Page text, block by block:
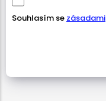
Souhlasím se zásadami